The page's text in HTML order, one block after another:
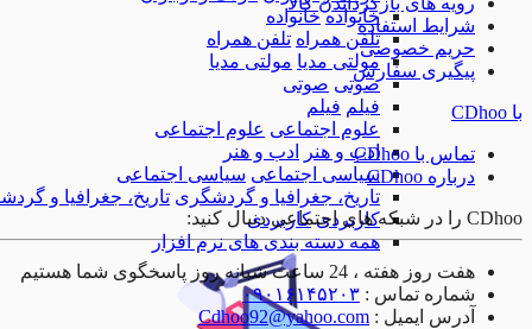
خانواده خانواده
تلفن همراه تلفن همراه
مولتی مدیا مولتی مدیا
صوتی صوتی
فیلم فیلم
علوم اجتماعی علوم اجتماعی
ادب و هنر
ادب و هنر
سیاسی اجتماعی سیاسی اجتماعی
تاریخ، جغرافیا و گردشگری تاریخ، جغرافیا و
کاربردی کاربردی
همه دسته بندی های نرم افزار
شرایط استفاده
حریم خصوصی
پیگیری سفارش
با CDhoo
تماس با CDhoo
درباره CDhoo
CDhoo را در شبکه های اجتماعی دنبال کنید:
هفت روز هفته ، 24 ساعت شبانه روز پاسخگوی شما هستیم
شماره تماس : ۰۹۰۱۶۱۴۵۲۰۳
آدرس ایمیل : Cdhoo92@yahoo.com